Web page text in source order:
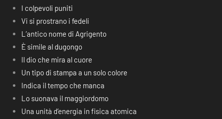
I colpevoli puniti
Vi si prostrano i fedeli
L’antico nome di Agrigento
È simile al dugongo
Il dio che mira al cuore
Un tipo di stampa a un solo colore
Indica il tempo che manca
Lo suonava il maggiordomo
Una unità d’energia in fisica atomica